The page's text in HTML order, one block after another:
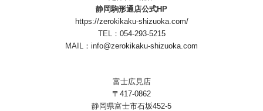
静岡駒形通店公式HP
https://zerokikaku-shizuoka.com/
TEL： 054-293-5215
MAIL： info@zerokikaku-shizuoka.com
富士広見店
〒417-0862
静岡県富士市石坂452-5